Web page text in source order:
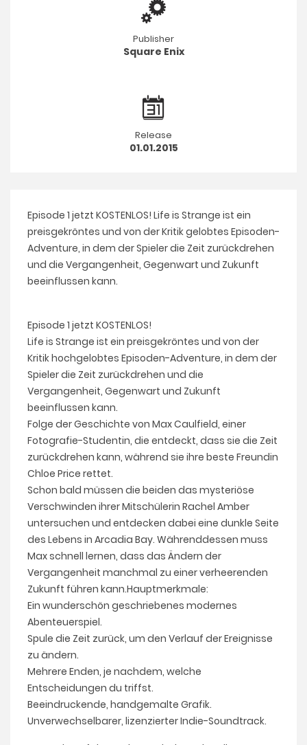
Publisher
Square Enix
Release
01.01.2015
Episode 1 jetzt KOSTENLOS! Life is Strange ist ein
preisgekröntes und von der Kritik gelobtes Episoden-
Adventure, in dem der Spieler die Zeit zurückdrehen
und die Vergangenheit, Gegenwart und Zukunft
beeinflussen kann.
Episode 1 jetzt KOSTENLOS!
Life is Strange ist ein preisgekröntes und von der
Kritik hochgelobtes Episoden-Adventure, in dem der
Spieler die Zeit zurückdrehen und die
Vergangenheit, Gegenwart und Zukunft
beeinflussen kann.
Folge der Geschichte von Max Caulfield, einer
Fotografie-Studentin, die entdeckt, dass sie die Zeit
zurückdrehen kann, während sie ihre beste Freundin
Chloe Price rettet.
Schon bald müssen die beiden das mysteriöse
Verschwinden ihrer Mitschülerin Rachel Amber
untersuchen und entdecken dabei eine dunkle Seite
des Lebens in Arcadia Bay. Währenddessen muss
Max schnell lernen, dass das Ändern der
Vergangenheit manchmal zu einer verheerenden
Zukunft führen kann.Hauptmerkmale:
Ein wunderschön geschriebenes modernes
Abenteuerspiel.
Spule die Zeit zurück, um den Verlauf der Ereignisse
zu ändern.
Mehrere Enden, je nachdem, welche
Entscheidungen du triffst.
Beeindruckende, handgemalte Grafik.
Unverwechselbarer, lizenzierter Indie-Soundtrack.